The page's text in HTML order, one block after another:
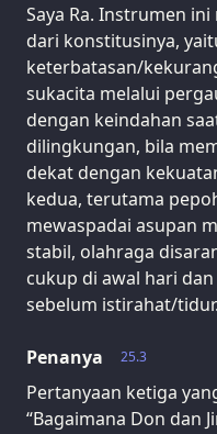
Saya Ra. Instrumen
dari konstitusinya,
keterbatasan/
sukacita melalui
dengan keindahan
dilingkungan, bila
dekat dengan
kedua, terutama
mewaspadai asupan
stabil, olahraga
cukup di awal hari
sebelum istirahat/tidur.
25.3
Penanya
Pertanyaan ketiga
“Bagaimana Don dan